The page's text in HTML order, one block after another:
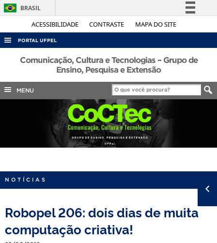
ACESSIBILIDADE CONTRASTE MAPA DO SITE
BRASIL
Simplifique!
Acesso à informação
Legislação
Canais
PORTAL UFPEL
ACESSO À INFORMAÇÃO
COBALTO
INTERNACIONAL
PORTARIAS
TELEFONES
Comunicação, Cultura e Tecnologias – Grupo de
Ensino, Pesquisa e Extensão
MENU
NOTÍCIAS
Robopel 206: dois dias de muita
computação criativa!